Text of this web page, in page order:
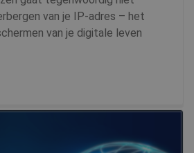
van je IP-adres – het
van je digitale leven